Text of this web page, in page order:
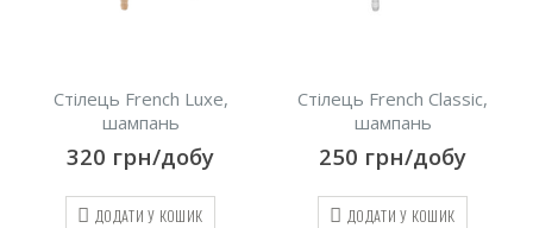
Стілець French Luxe,
шампань
320 грн/добу
ДОДАТИ У КОШИК
Стілець French Сlassic,
шампань
250 грн/добу
ДОДАТИ У КОШИК